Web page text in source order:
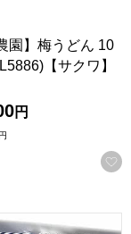
録する
園】梅うどん 10
【サクワ】
円
ん120g×2、つゆ
デニッシュ食パ